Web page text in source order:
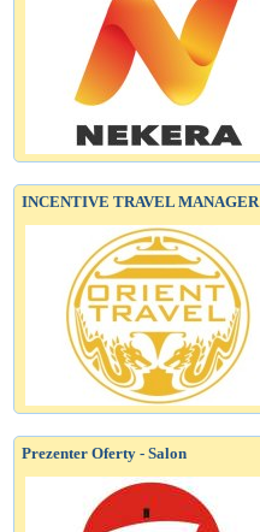
INCENTIVE TRAVEL MANAGER
Prezenter Oferty - Salon